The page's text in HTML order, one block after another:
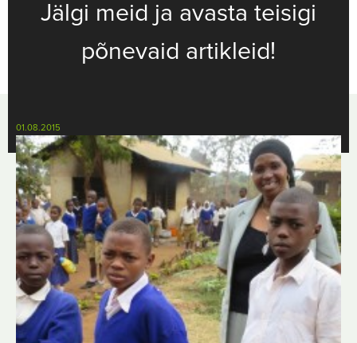
Jälgi meid ja avasta teisigi
põnevaid artikleid!
01.08.2015